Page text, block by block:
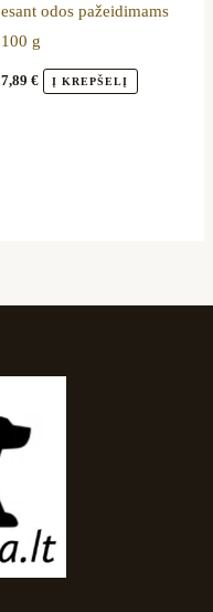
esant odos pažeidimams
100 g
7,89 € Į KREPŠELĮ